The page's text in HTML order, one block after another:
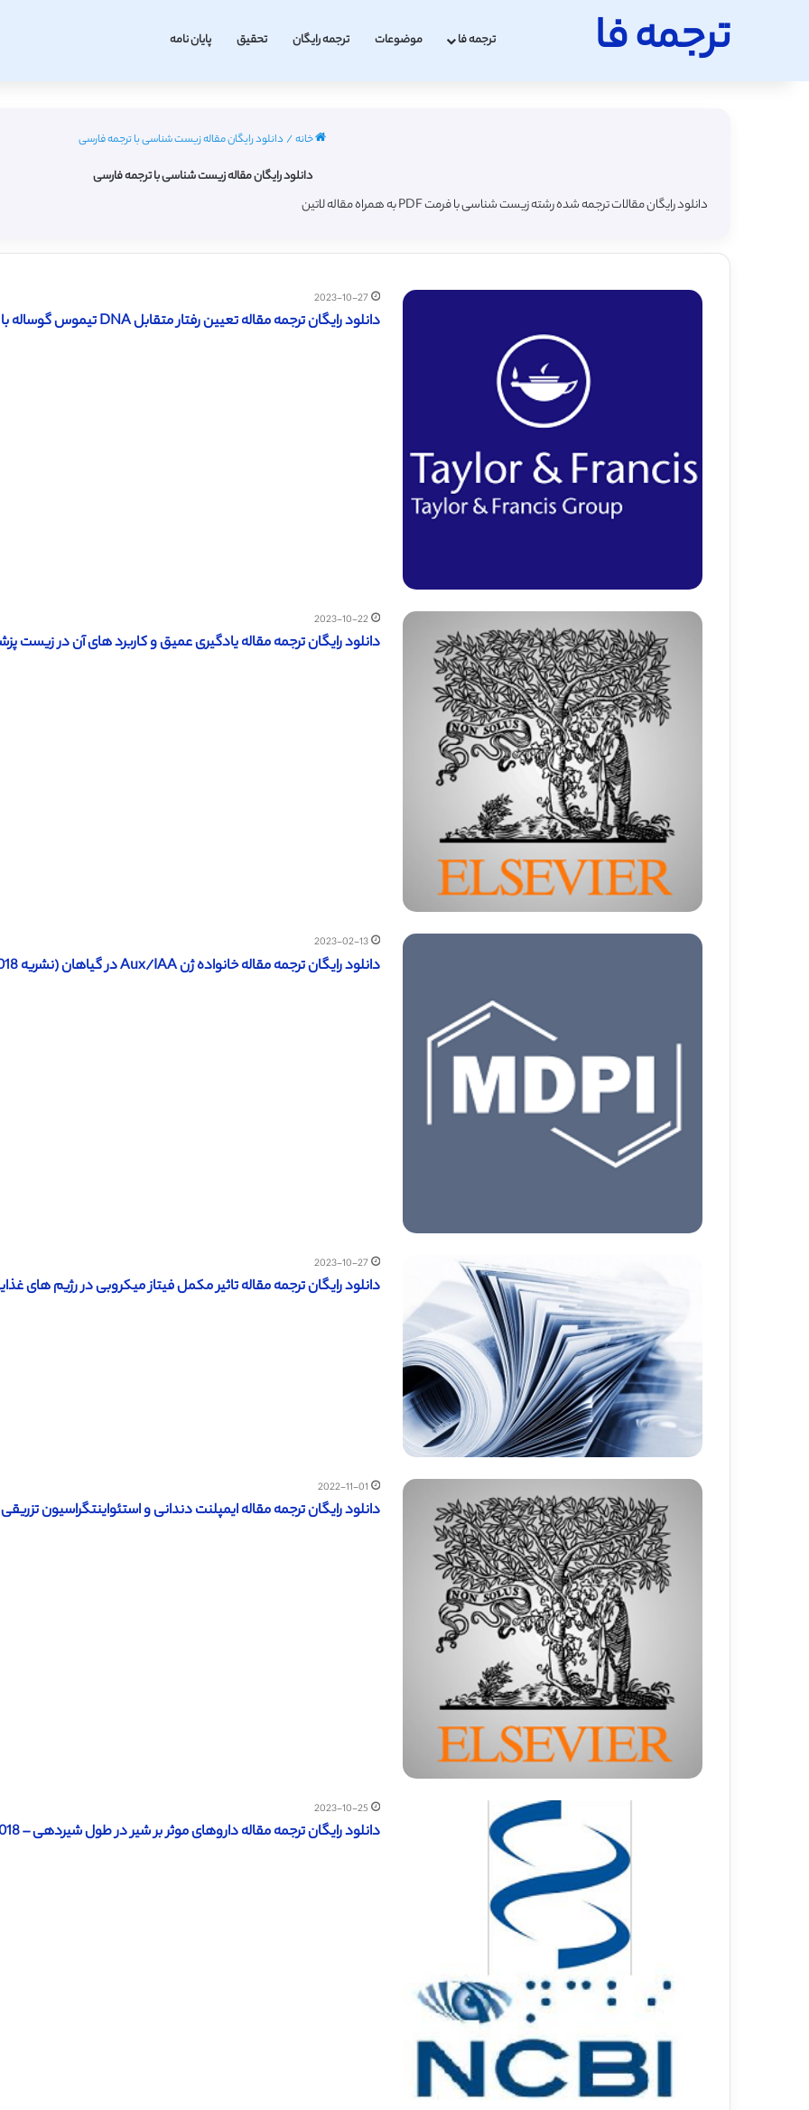
ترجمه فا ترجمه فا موضوعات ترجمه رایگان تحقیق پایان نامه
خانه/ دانلود رایگان مقاله زیست شناسی با ترجمه فارسی
دانلود رایگان مقاله زیست شناسی با ترجمه فارسی
دانلود رایگان مقالات ترجمه شده رشته زیست شناسی با فرمت PDF به همراه مقاله لاتین
2023-10-27
دانلود رایگان ترجمه مقاله تعیین رفتار متقابل DNA تیموس گوساله با بربرین هیدروکلراید (نشریه تیلور و فرانسیس 2019)
2023-10-22
دانلود رایگان ترجمه مقاله یادگیری عمیق و کاربرد های آن در زیست پزشکی
2023-02-13
دانلود رایگان ترجمه مقاله خانواده ژن Aux/IAA در گیاهان (نشریه MDPI 2018) (ترجمه رایگان – برنزی
2023-10-27
دانلود رایگان ترجمه مقاله تاثیر مکمل فیتاز میکروبی در رژیم های
2022-11-01
دانلود رایگان ترجمه مقاله ایمپلنت دندانی و استئواینتگراسیون
2023-10-25
دانلود رایگان ترجمه مقاله داروهای موثر بر شیر در طول شیردهی – NCBI 2018